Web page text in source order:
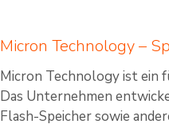
Micron Technology –
Micron Technology ist ein
Das Unternehmen
Flash-Speicher sowie